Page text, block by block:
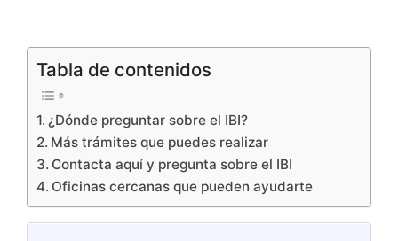
Tabla de contenidos
¿Dónde preguntar sobre el IBI?
Más trámites que puedes realizar
Contacta aquí y pregunta sobre el IBI
Oficinas cercanas que pueden ayudarte